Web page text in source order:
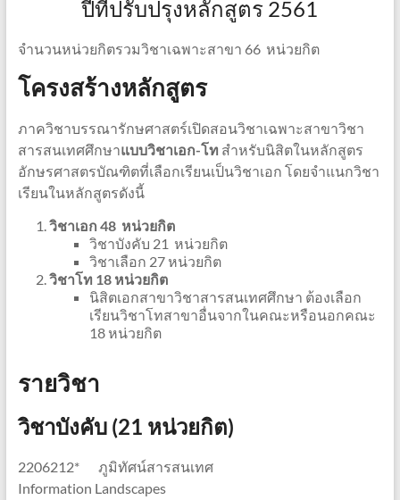
ปีที่ปรับปรุงหลักสูตร 2561
จำนวนหน่วยกิตรวมวิชาเฉพาะสาขา 66 หน่วยกิต
โครงสร้างหลักสูตร
ภาควิชาบรรณารักษศาสตร์เปิดสอนวิชาเฉพาะสาขาวิชา
สารสนเทศศึกษาแบบวิชาเอก-โท สำหรับนิสิตในหลักสูตร
อักษรศาสตรบัณฑิตที่เลือกเรียนเป็นวิชาเอก โดยจำแนกวิชา
เรียนในหลักสูตรดังนี้
วิชาเอก 48 หน่วยกิต
วิชาบังคับ 21 หน่วยกิต
วิชาเลือก 27 หน่วยกิต
วิชาโท 18 หน่วยกิต
นิสิตเอกสาขาวิชาสารสนเทศศึกษา ต้องเลือก
เรียนวิชาโทสาขาอื่นจากในคณะหรือนอกคณะ
18 หน่วยกิต
รายวิชา
วิชาบังคับ (21 หน่วยกิต)
2206212* ภูมิทัศน์สารสนเทศ
Information Landscapes